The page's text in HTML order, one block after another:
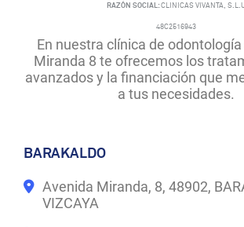
RAZÓN SOCIAL:CLINICAS VIVANTA,
48C2516943
En nuestra clínica de
Miranda 8 te ofrecemos los
avanzados y la financiación que
a tus necesidades.
BARAKALDO
Avenida Miranda, 8, 48902,
VIZCAYA